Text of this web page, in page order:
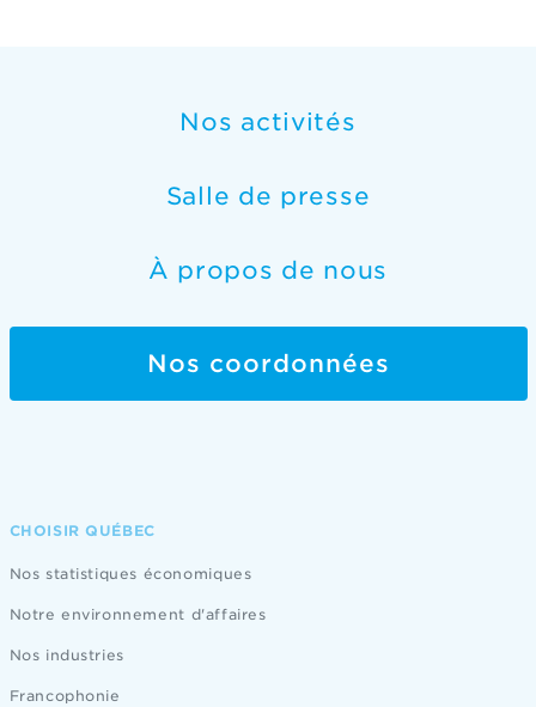
Nos activités
Salle de presse
À propos de nous
Nos coordonnées
CHOISIR QUÉBEC
Nos statistiques économiques
Notre environnement d'affaires
Nos industries
Francophonie